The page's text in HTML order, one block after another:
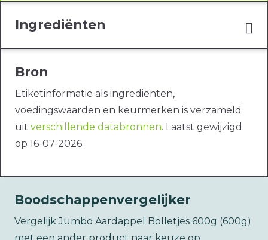
Ingrediënten
Bron
Etiketinformatie als ingrediënten,
voedingswaarden en keurmerken is verzameld
uit verschillende databronnen. Laatst gewijzigd
op 16-07-2026.
Boodschappenvergelijker
Vergelijk Jumbo Aardappel Bolletjes 600g (600g)